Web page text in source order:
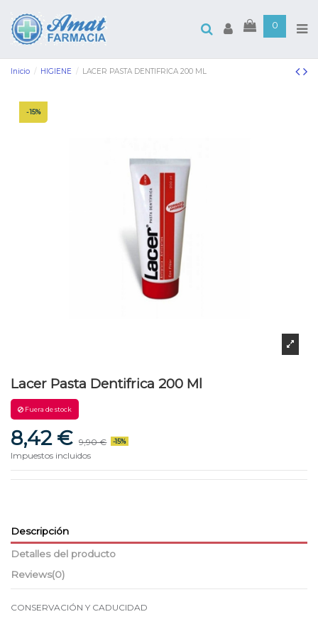
0
Inicio HIGIENE LACER PASTA DENTIFRICA 200 ML
-15%
Lacer Pasta Dentifrica 200 Ml
Fuera de stock
8,42 € 9,90 € -15%
Impuestos incluidos
Descripción
Detalles del producto
Reviews(0)
CONSERVACIÓN Y CADUCIDAD